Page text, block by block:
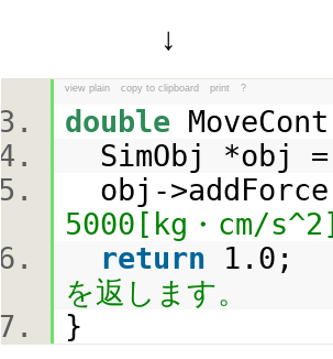
↓
view plain copy to clipboard print ?
double
SimObj *obj
obj-
5000[kg・cm/
return
を返します。
}